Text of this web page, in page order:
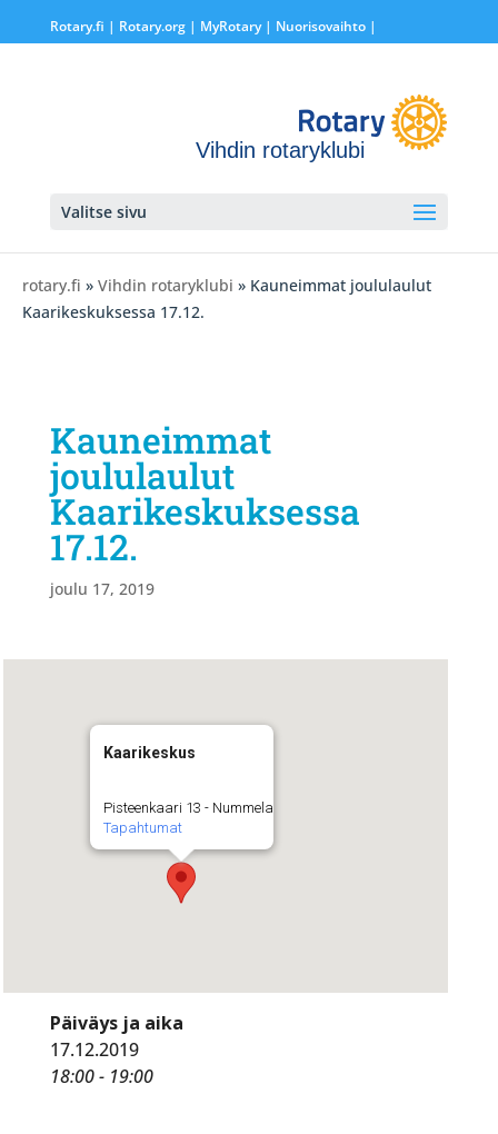
Rotary.fi | Rotary.org| MyRotary | Nuorisovaihto|
Vihdin rotaryklubi
Valitse sivu
rotary.fi » Vihdin rotaryklubi » Kauneimmat joululaulut
Kaarikeskuksessa 17.12.
Kauneimmat
joululaulut
Kaarikeskuksessa
17.12.
joulu 17, 2019
Kaarikeskus
Pisteenkaari 13 - Nummela
Tapahtumat
Päiväys ja aika
17.12.2019
18:00 - 19:00